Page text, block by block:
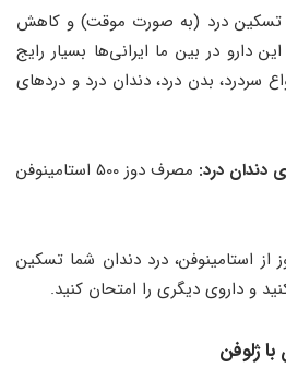
تسکین درد (به صورت موقت) و کاهش
دارو در بین ما ایرانی‌ها بسیار رایج
سردرد، بدن درد، دندان درد و دردهای
دندان درد:
مصرف دوز 500 استامینوفن
مصرف 1 یا 2 دوز از استامینوفن، درد دندان شما تسکین
و داروی دیگری را امتحان کنید.
ژلوفن